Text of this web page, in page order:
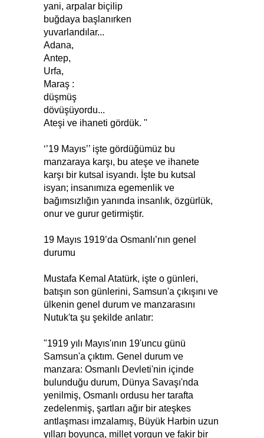
yani, arpalar biçilip
buğdaya başlanırken
yuvarlandılar...
Adana,
Antep,
Urfa,
Maraş :
düşmüş
dövüşüyordu...
Ateşi ve ihaneti gördük. ''
‘’19 Mayıs’’ işte gördüğümüz bu
manzaraya karşı, bu ateşe ve ihanete
karşı bir kutsal isyandı. İşte bu kutsal
isyan; insanımıza egemenlik ve
bağımsızlığın yanında insanlık, özgürlük,
onur ve gurur getirmiştir.
19 Mayıs 1919’da Osmanlı’nın genel
durumu
Mustafa Kemal Atatürk, işte o günleri,
batışın son günlerini, Samsun'a çıkışını ve
ülkenin genel durum ve manzarasını
Nutuk'ta şu şekilde anlatır:
"1919 yılı Mayıs'ının 19'uncu günü
Samsun'a çıktım. Genel durum ve
manzara: Osmanlı Devleti'nin içinde
bulunduğu durum, Dünya Savaşı'nda
yenilmiş, Osmanlı ordusu her tarafta
zedelenmiş, şartları ağır bir ateşkes
antlaşması imzalamış, Büyük Harbin uzun
yılları boyunca, millet yorgun ve fakir bir